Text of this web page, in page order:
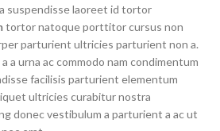
suspendisse laoreet id tortor
tortor natoque porttitor cursus non
parturient ultricies parturient non a.
a urna ac commodo nam condimentum
facilisis parturient elementum
ultricies curabitur nostra
donec vestibulum a parturient a ac ut